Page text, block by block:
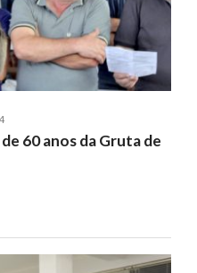
60 anos da Gruta de